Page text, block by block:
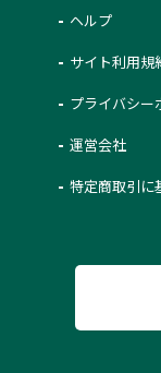
ヘルプ
サイト利用規
プライバシー
運営会社
特定商取引に